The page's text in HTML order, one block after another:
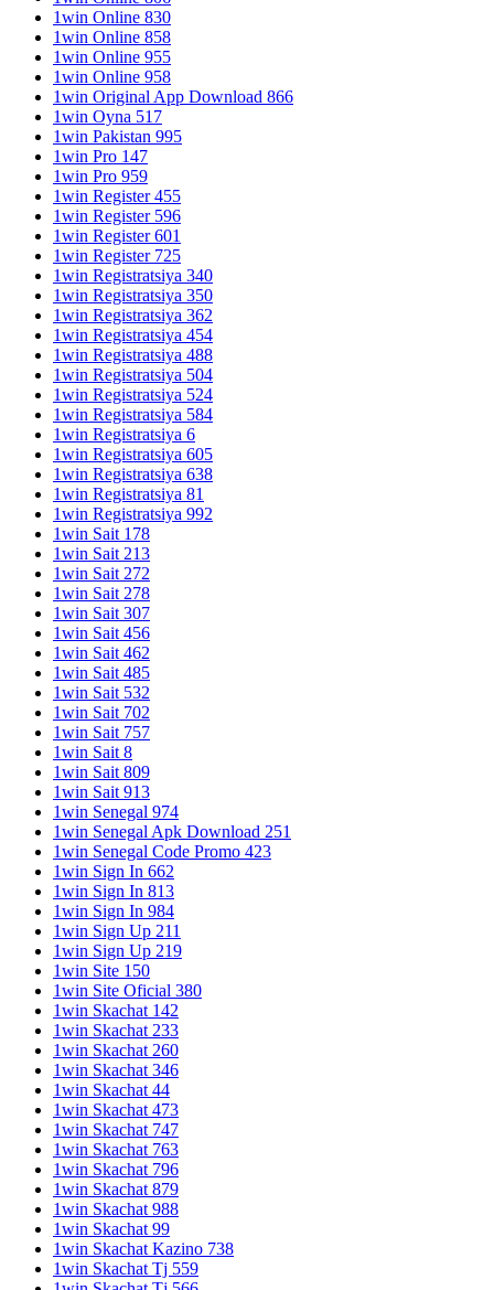
1win Online 830
1win Online 858
1win Online 955
1win Online 958
1win Original App Download 866
1win Oyna 517
1win Pakistan 995
1win Pro 147
1win Pro 959
1win Register 455
1win Register 596
1win Register 601
1win Register 725
1win Registratsiya 340
1win Registratsiya 350
1win Registratsiya 362
1win Registratsiya 454
1win Registratsiya 488
1win Registratsiya 504
1win Registratsiya 524
1win Registratsiya 584
1win Registratsiya 6
1win Registratsiya 605
1win Registratsiya 638
1win Registratsiya 81
1win Registratsiya 992
1win Sait 178
1win Sait 213
1win Sait 272
1win Sait 278
1win Sait 307
1win Sait 456
1win Sait 462
1win Sait 485
1win Sait 532
1win Sait 702
1win Sait 757
1win Sait 8
1win Sait 809
1win Sait 913
1win Senegal 974
1win Senegal Apk Download 251
1win Senegal Code Promo 423
1win Sign In 662
1win Sign In 813
1win Sign In 984
1win Sign Up 211
1win Sign Up 219
1win Site 150
1win Site Oficial 380
1win Skachat 142
1win Skachat 233
1win Skachat 260
1win Skachat 346
1win Skachat 44
1win Skachat 473
1win Skachat 747
1win Skachat 763
1win Skachat 796
1win Skachat 879
1win Skachat 988
1win Skachat 99
1win Skachat Kazino 738
1win Skachat Tj 559